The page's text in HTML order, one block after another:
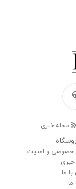
مجله خبری
خصوصی و امنیت
ما
ما